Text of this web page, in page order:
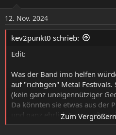
n
e
n
12. Nov. 2024
kev2punkt0 schrieb:
Edit:
Was der Band imo helfen
auf "richtigen" Metal Festivals.
(kein ganz uneigennütziger
Da könnten sie etwas aus der
und ganz ehrlich Songs wie
vom Power Metal Fan bis zum
Zum